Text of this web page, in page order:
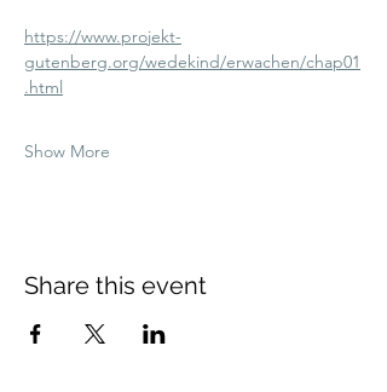
https://www.projekt-
gutenberg.org/wedekind/erwachen/chap01
.html
Show More
Share this event